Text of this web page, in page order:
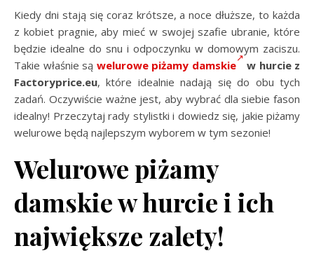
Kiedy dni stają się coraz krótsze, a noce dłuższe, to każda
z kobiet pragnie, aby mieć w swojej szafie ubranie, które
będzie idealne do snu i odpoczynku w domowym zaciszu.
Takie właśnie są welurowe piżamy damskie
w hurcie z
Factoryprice.eu, które idealnie nadają się do obu tych
zadań. Oczywiście ważne jest, aby wybrać dla siebie fason
idealny! Przeczytaj rady stylistki i dowiedz się, jakie piżamy
welurowe będą najlepszym wyborem w tym sezonie!
Welurowe piżamy
damskie w hurcie i ich
największe zalety!